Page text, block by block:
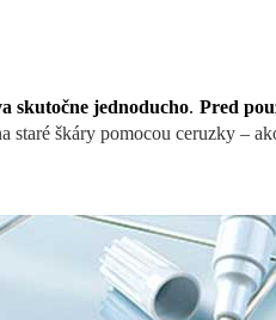
skutočne jednoducho. Pred
staré škáry pomocou ceruzky –